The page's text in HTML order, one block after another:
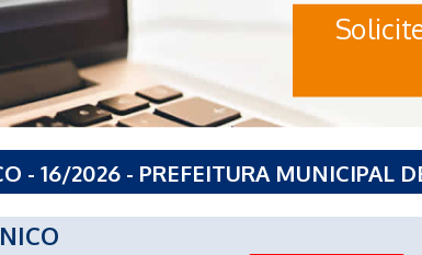
- 16/2026 - PREFEITURA MUNICIPAL